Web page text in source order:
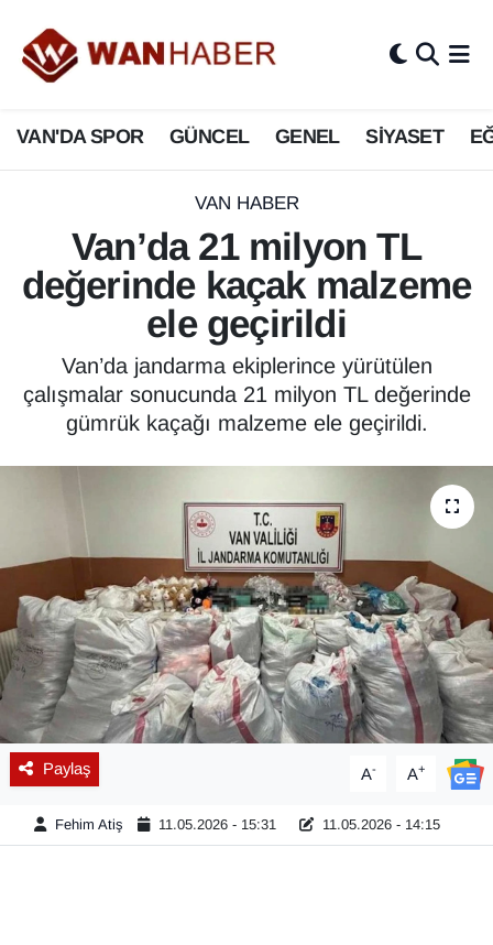
VAN'DA SPOR GÜNCEL GENEL SİYASET
VAN HABER
Van’da 21 milyon TL
değerinde kaçak malzeme
ele geçirildi
Van’da jandarma ekiplerince yürütülen
çalışmalar sonucunda 21 milyon TL değerinde
gümrük kaçağı malzeme ele geçirildi.
Paylaş A- A+
Fehim Atiş 11.05.2026 - 15:31 11.05.2026 - 14:15
3.SAYFA
ASAYİŞ
BİLİM VE TEKNOLOJİ
Biyografi
Bölge Haberleri
ÇEVRE
Deprem
Dernekler, Odalar
DÜNYA
EĞİTİM
EKONOMİ
Eleman
Emlak
Van Nöbetçi Eczaneler
Van Hava Durumu
Van Namaz Vakitleri
Van Trafik Yoğunluk Haritası
Süper Lig Puan Durumu ve Fikstür
Tüm Manşetler
Son Dakika Haberleri
Haber Arşivi